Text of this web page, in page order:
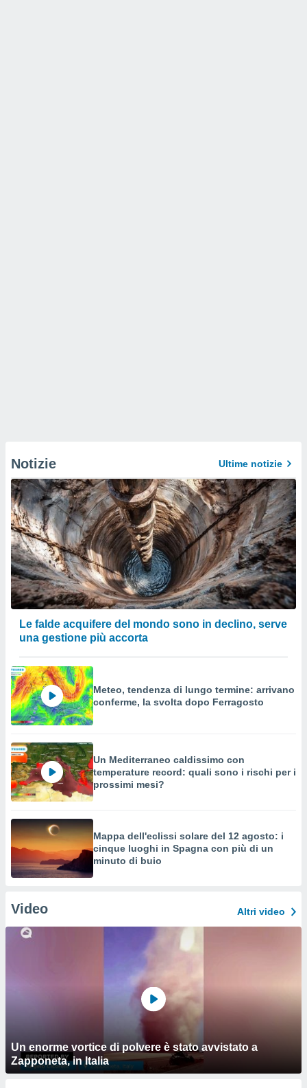
Notizie Ultime notizie
Le falde acquifere del mondo sono in declino, serve
una gestione più accorta
Meteo, tendenza di lungo termine: arrivano
conferme, la svolta dopo Ferragosto
Un Mediterraneo caldissimo con
temperature record: quali sono i rischi per i
prossimi mesi?
Mappa dell'eclissi solare del 12 agosto: i
cinque luoghi in Spagna con più di un
minuto di buio
Video Altri video
Un enorme vortice di polvere è stato avvistato a
Zapponeta, in Italia